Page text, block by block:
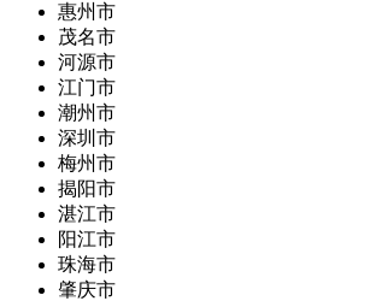
惠州市
茂名市
河源市
江门市
潮州市
深圳市
梅州市
揭阳市
湛江市
阳江市
珠海市
肇庆市